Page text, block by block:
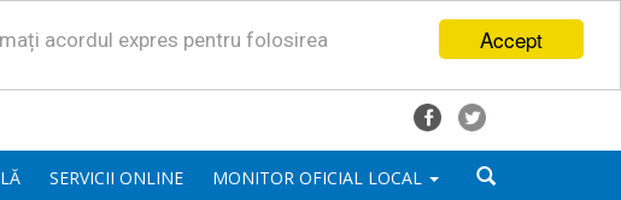
Accept
acordul expres pentru folosirea
SERVICII ONLINE MONITOR OFICIAL LOCAL